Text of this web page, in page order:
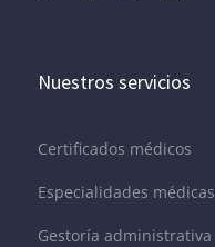
Nuestros servicios
Certificados médicos
Especialidades médicas
Gestoría administrativa